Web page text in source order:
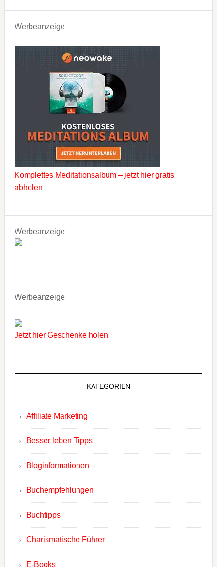
Werbeanzeige
Komplettes Meditationsalbum – jetzt hier gratis
abholen
Werbeanzeige
Werbeanzeige
Jetzt hier Geschenke holen
KATEGORIEN
Affiliate Marketing
Besser leben Tipps
Bloginformationen
Buchempfehlungen
Buchtipps
Charismatische Führer
E-Books